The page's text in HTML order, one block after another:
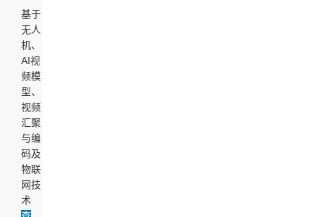
基于
无人
机、
AI视
频模
型、
视频
汇聚
与编
码及
物联
网技
术